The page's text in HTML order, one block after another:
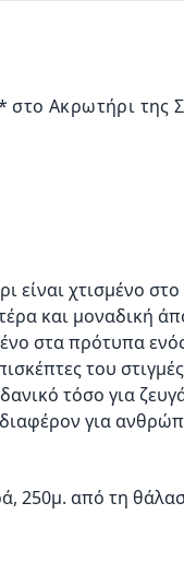
Ακρωτήρι της
χτισμένο
και μοναδική
στα πρότυπα
του
τόσο για
για
250μ. από τη